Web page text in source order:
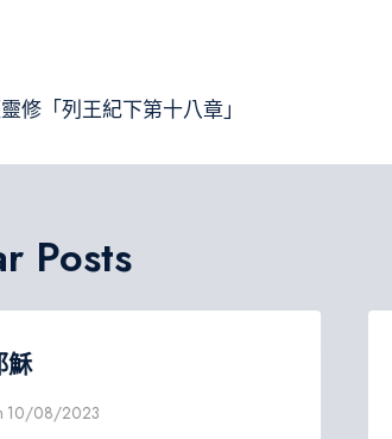
修「列王紀下第十八章」
Posts
穌
10/08/2023